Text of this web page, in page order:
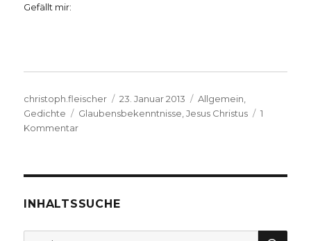
Gefällt mir:
Autor
christoph.fleischer
Veröffentlicht
am
23. Januar 2013 Kategorien
Allgemein
Gedichte
Schlagwörter
Glaubensbekenntnisse ,Jesus Christus
1
Kommentarzu
an
von
INHALTSSUCHE